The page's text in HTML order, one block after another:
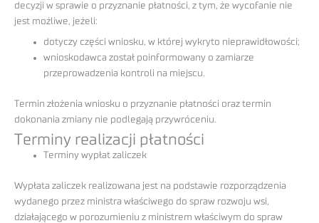
decyzji w sprawie o przyznanie płatności, z tym, że wycofanie nie
jest możliwe, jeżeli:
dotyczy części wniosku, w której wykryto nieprawidłowości;
wnioskodawca został poinformowany o zamiarze
przeprowadzenia kontroli na miejscu.
Termin złożenia wniosku o przyznanie płatności oraz termin
dokonania zmiany nie podlegają przywróceniu.
Terminy realizacji płatności
Terminy wypłat zaliczek
Wypłata zaliczek realizowana jest na podstawie rozporządzenia
wydanego przez ministra właściwego do spraw rozwoju wsi,
działającego w porozumieniu z ministrem właściwym do spraw